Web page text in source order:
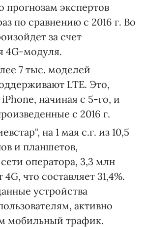
прогнозам экспертов
по сравнению с 2016 г. Во
за счет
4G-модуля.
7 тыс. моделей
LTE. Это,
начиная с 5-го, и
с 2016 г.
на 1 мая с.г. из 10,5
и планшетов,
оператора, 3,3 млн
что составляет 31,4%.
устройства
активно
мобильный трафик.